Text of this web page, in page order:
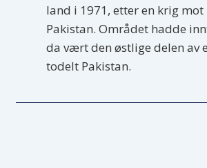
land i 1971, etter en krig mot
Pakistan. Området hadde
da vært den østlige delen av
todelt Pakistan.